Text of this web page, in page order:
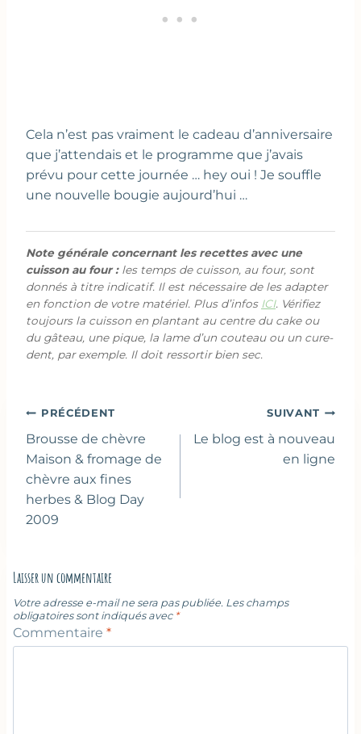
Cela n’est pas vraiment le cadeau d’anniversaire
que j’attendais et le programme que j’avais
prévu pour cette journée … hey oui ! Je souffle
une nouvelle bougie aujourd’hui …
Note générale concernant les recettes avec une
cuisson au four :les temps de cuisson, au four, sont
donnés à titre indicatif. Il est nécessaire de les adapter
en fonction de votre matériel. Plus d’infos ICI. Vérifiez
toujours la cuisson en plantant au centre du cake ou
du gâteau, une pique, la lame d’un couteau ou un cure-
dent, par exemple. Il doit ressortir bien sec.
Navigation
de
l’article
PRÉCÉDENT
Brousse de chèvre
Maison & fromage de
chèvre aux fines
herbes & Blog Day
2009
SUIVANT
Le blog est à nouveau
en ligne
Laisser un commentaire
Votre adresse e-mail ne sera pas publiée. Les champs
obligatoires sont indiqués avec *
Commentaire *